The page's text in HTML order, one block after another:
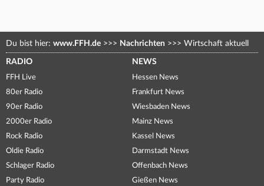
Du bist hier: www.FFH.de >>> Nachrichten >>> Wirtschaft aktuell
RADIO
FFH Live
80er Radio
90er Radio
2000er Radio
Rock Radio
Oldie Radio
Schlager Radio
Party Radio
NEWS
Hessen News
Frankfurt News
Wiesbaden News
Mainz News
Kassel News
Darmstadt News
Offenbach News
Gießen News